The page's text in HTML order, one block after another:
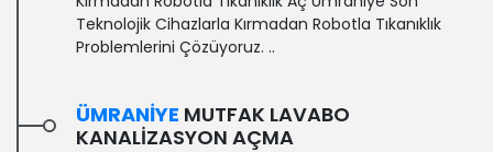
Teknolojik Cihazlarla Kırmadan Robotla Tıkanıklık
Problemlerini Çözüyoruz. ..
ÜMRANIYE MUTFAK LAVABO
KANALIZASYON AÇMA